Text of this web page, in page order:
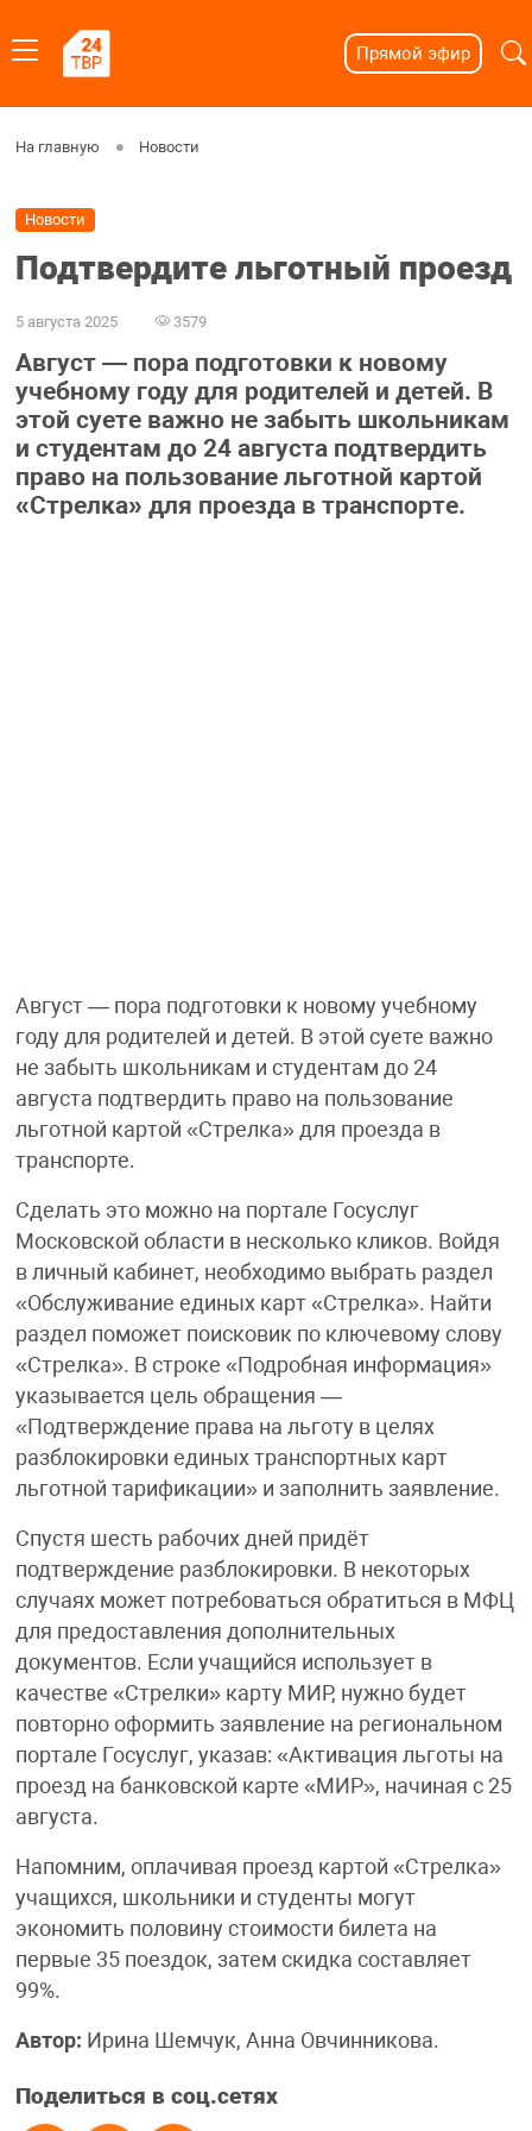
Прямой эфир
На главную Новости
Новости
Подтвердите льготный проезд
5 августа 2025 3579
Август — пора подготовки к новому
учебному году для родителей и детей. В
этой суете важно не забыть школьникам
и студентам до 24 августа подтвердить
право на пользование льготной картой
«Стрелка» для проезда в транспорте.
Август — пора подготовки к новому учебному
году для родителей и детей. В этой суете важно
не забыть школьникам и студентам до 24
августа подтвердить право на пользование
льготной картой «Стрелка» для проезда в
транспорте.
Сделать это можно на портале Госуслуг
Московской области в несколько кликов. Войдя
в личный кабинет, необходимо выбрать раздел
«Обслуживание единых карт «Стрелка». Найти
раздел поможет поисковик по ключевому слову
«Стрелка». В строке «Подробная информация»
указывается цель обращения —
«Подтверждение права на льготу в целях
разблокировки единых транспортных карт
льготной тарификации» и заполнить заявление.
Спустя шесть рабочих дней придёт
подтверждение разблокировки. В некоторых
случаях может потребоваться обратиться в МФЦ
для предоставления дополнительных
документов. Если учащийся использует в
качестве «Стрелки» карту МИР, нужно будет
повторно оформить заявление на региональном
портале Госуслуг, указав: «Активация льготы на
проезд на банковской карте «МИР», начиная с 25
августа.
Напомним, оплачивая проезд картой «Стрелка»
учащихся, школьники и студенты могут
экономить половину стоимости билета на
первые 35 поездок, затем скидка составляет
99%.
Автор: Ирина Шемчук, Анна Овчинникова.
Поделиться в соц.сетях